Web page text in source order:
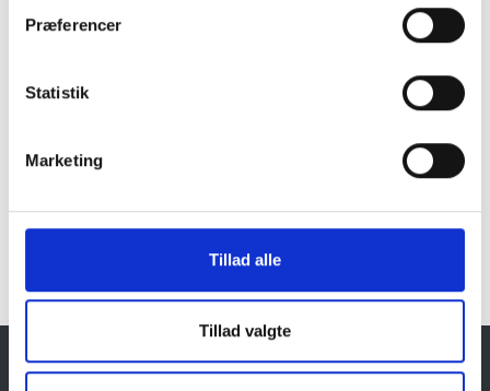
Præferencer
Statistik
Marketing
Tillad alle
Tillad valgte
Klik her for Granitfigurer oversigt